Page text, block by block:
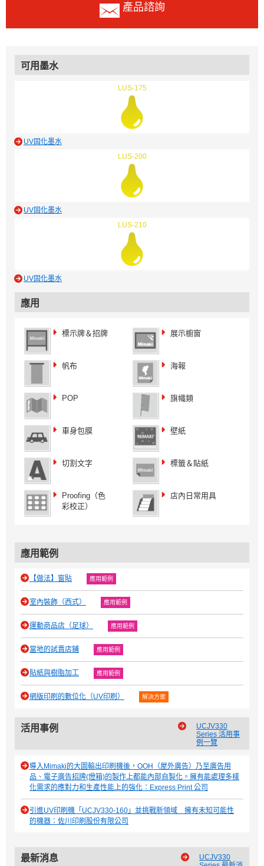
產品諮詢
可用墨水
LUS-175
UV固化墨水
LUS-200
UV固化墨水
LUS-210
UV固化墨水
應用
標示牌＆招牌 展示櫥窗
帆布 海報
POP 旗幟類
車身包膜 壁紙
切割文字 標籤＆貼紙
Proofing（色
彩校正）
店內日常用具
應用範例
【做法】窗貼 應用範例
室內裝飾（西式） 應用範例
運動商品店（足球） 應用範例
當地的試賣店鋪 應用範例
貼紙與樹脂加工 應用範例
網版印刷的數位化（UV印刷） 解決方案
活用事例
UCJV330
Series 活用事
例一覽
導入Mimaki的大圖輸出印刷機後，OOH（屋外廣告）乃至廣告用
品、電子廣告招牌(燈箱)的製作上都能內部自製化。擁有能處理多樣
化需求的應對力和生產性能上的強化：Express Print 公司
引進UV印刷機「UCJV330-160」並挑戰新領域 擁有未知可能性
的機器：佐川印刷股份有限公司
最新消息
UCJV330